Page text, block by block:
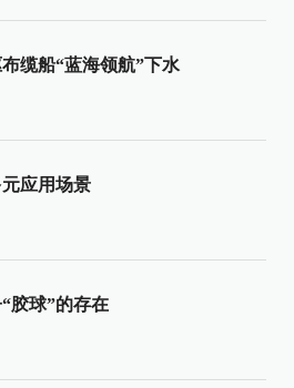
缆船“蓝海领航”下水
应用场景
胶球”的存在